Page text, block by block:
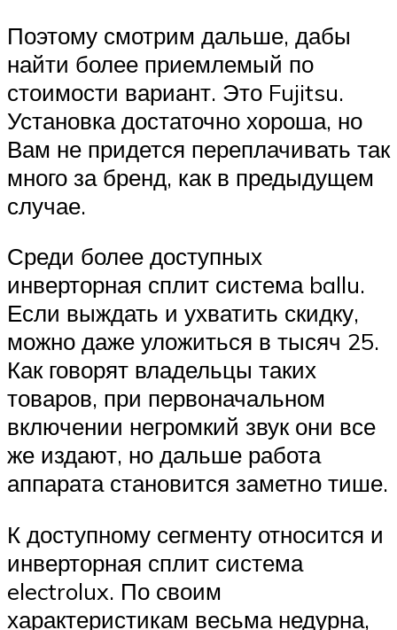
Поэтому смотрим дальше, дабы
найти более приемлемый по
стоимости вариант. Это Fujitsu.
Установка достаточно хороша, но
Вам не придется переплачивать так
много за бренд, как в предыдущем
случае.
Среди более доступных
инверторная сплит система ballu.
Если выждать и ухватить скидку,
можно даже уложиться в тысяч 25.
Как говорят владельцы таких
товаров, при первоначальном
включении негромкий звук они все
же издают, но дальше работа
аппарата становится заметно тише.
К доступному сегменту относится и
инверторная сплит система
electrolux. По своим
характеристикам весьма недурна,